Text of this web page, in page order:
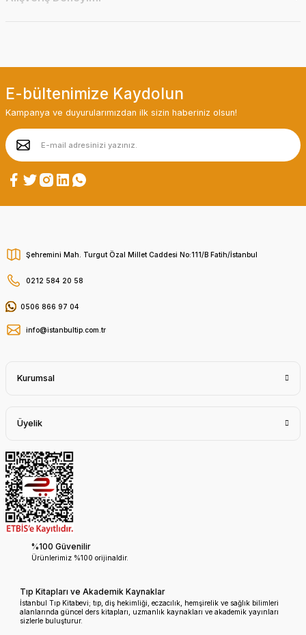
E-bültenimize Kaydolun
Kampanya ve duyurularımızdan ilk sizin haberiniz olsun!
Şehremini Mah. Turgut Özal Millet Caddesi No:111/B Fatih/İstanbul
0212 584 20 58
0506 866 97 04
info@istanbultip.com.tr
Kurumsal
Üyelik
%100 Güvenilir
Ürünlerimiz %100 orijinaldir.
Tıp Kitapları ve Akademik Kaynaklar
İstanbul Tıp Kitabevi; tıp, diş hekimliği, eczacılık, hemşirelik ve sağlık bilimleri
alanlarında güncel ders kitapları, uzmanlık kaynakları ve akademik yayınları
sizlerle buluşturur.